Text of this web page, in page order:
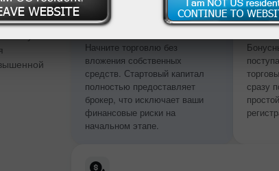
бонус от
Без пополнения
депозита
Начните торговлю без
вложения собственных
средств. Стартовый капитал
полностью предоставляет
брокер, что исключает ваши
финансовые риски на
начальном этапе.
сразу